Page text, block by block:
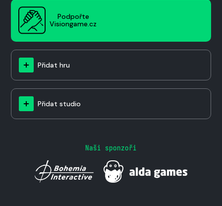
Podpořte
Visiongame.cz
Přidat hru
Přidat studio
Naši sponzoři